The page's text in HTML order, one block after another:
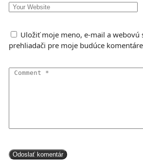
Uložiť moje meno, e-mail a
prehliadači pre moje budúce